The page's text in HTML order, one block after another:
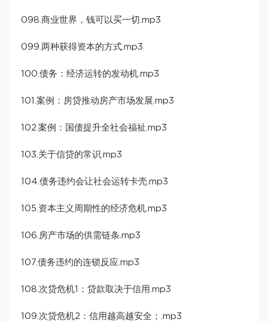
098.商业世界，钱可以买一切.mp3
099.两种获得资本的方式.mp3
100.债务：经济运转的发动机.mp3
101.案例：房贷推动房产市场发展.mp3
102.案例：国债提升全社会福祉.mp3
103.关于信贷的常识.mp3
104.债务违约会让社会运转卡壳.mp3
105.资本主义周期性的经济危机.mp3
106.房产市场的供需链条.mp3
107.债务违约的连锁反应.mp3
108.次贷危机1：贷款取决于信用.mp3
109.次贷危机2：信用越高越安全；.mp3